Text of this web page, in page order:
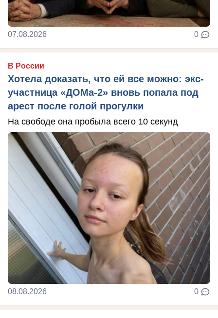
07.08.2026 0
В России
Хотела доказать, что ей все можно: экс-
участница «ДОМа-2» вновь попала под
арест после голой прогулки
На свободе она пробыла всего 10 секунд
08.08.2026 0